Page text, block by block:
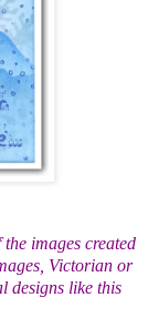
images created
Victorian or
designs like this